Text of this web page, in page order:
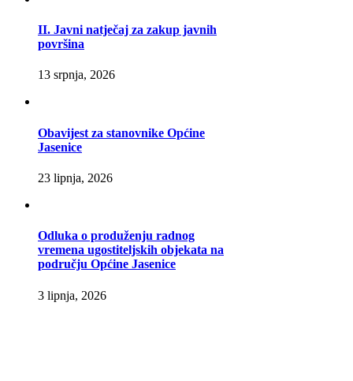
II. Javni natječaj za zakup javnih
površina
13 srpnja, 2026
Obavijest za stanovnike Općine
Jasenice
23 lipnja, 2026
Odluka o produženju radnog
vremena ugostiteljskih objekata na
području Općine Jasenice
3 lipnja, 2026